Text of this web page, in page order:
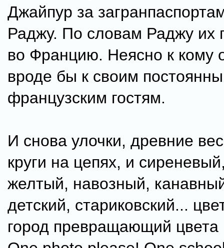
Джайпур за
Раджу. По словам Раджу их
во Францию. Неясно к кому
вроде бы к своим
французским гостям.
И снова улочки, древние
круги на цепях, и
желтый, навозный,
детский, стариковский...
город превращающий